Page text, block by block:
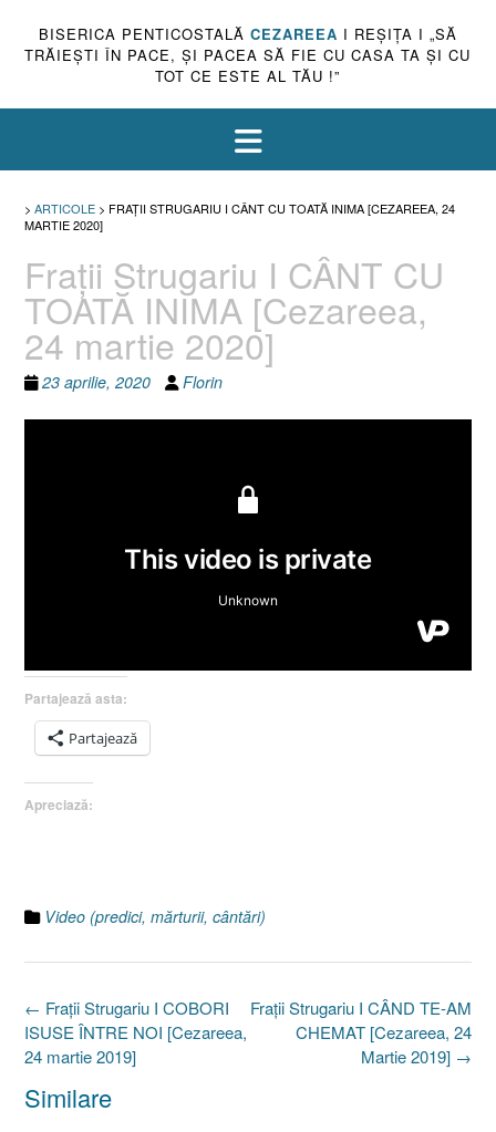
BISERICA PENTICOSTALĂ CEZAREEA I REŞIŢA I „SĂ
TRĂIEŞTI ÎN PACE, ŞI PACEA SĂ FIE CU CASA TA ŞI CU
TOT CE ESTE AL TĂU !”
> ARTICOLE > FRAŢII STRUGARIU I CÂNT CU TOATĂ INIMA [CEZAREEA, 24
MARTIE 2020]
Fraţii Strugariu I CÂNT CU
TOATĂ INIMA [Cezareea,
24 martie 2020]
23 aprilie, 2020 Florin
Partajează asta:
Partajează
Apreciază:
Video (predici, mărturii, cântări)
Post
navigation
Fraţii Strugariu I CÂND TE-AM
CHEMAT [Cezareea, 24
Martie 2019] →
← Fraţii Strugariu I COBORI
ISUSE ÎNTRE NOI [Cezareea,
24 martie 2019]
Similare